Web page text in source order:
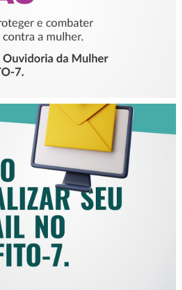
SEU E-
NO CREFITO-7